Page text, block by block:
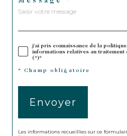
j'ai pris connaissance de la
informations relatives au traitement
(*)*
* Champ obligatoire
Envoyer
Les informations recueillies sur ce